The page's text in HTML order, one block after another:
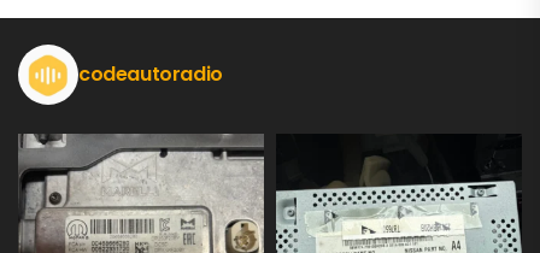
codeautoradio